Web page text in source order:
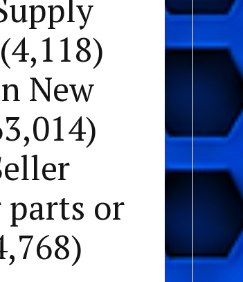
New
parts or